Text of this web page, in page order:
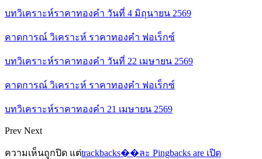
บทวิเคราะห์ราคาทองคำ วันที่ 4 มิถุนายน 2569
คาดการณ์ วิเคราะห์ ราคาทองคำ ฟอเร็กซ์
บทวิเคราะห์ราคาทองคำ วันที่ 22 เมษายน 2569
คาดการณ์ วิเคราะห์ ราคาทองคำ ฟอเร็กซ์
บทวิเคราะห์ราคาทองคำ 21 เมษายน 2569
Prev Next
ความเห็นถูกปิด แต่trackbacks��ละ Pingbacks are เปิด